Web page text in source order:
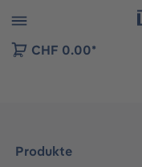
der B2B-
CHF 0.00*
Produkte